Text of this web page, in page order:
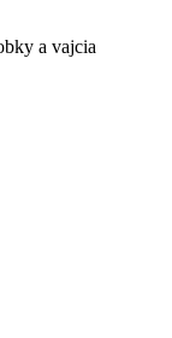
a vajcia